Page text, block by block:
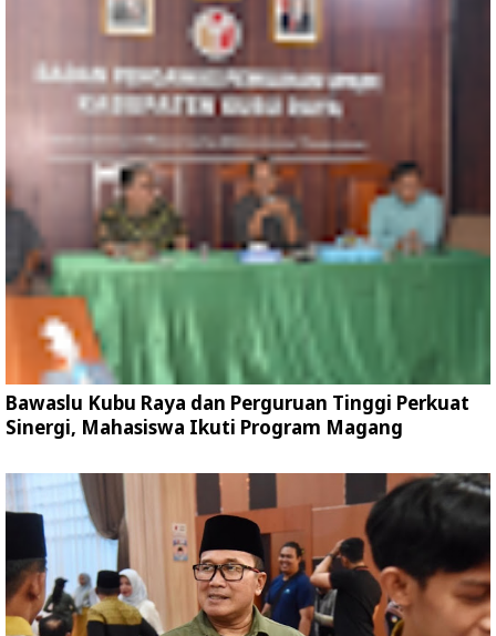
Bawaslu Kubu Raya dan Perguruan Tinggi Perkuat
Sinergi, Mahasiswa Ikuti Program Magang